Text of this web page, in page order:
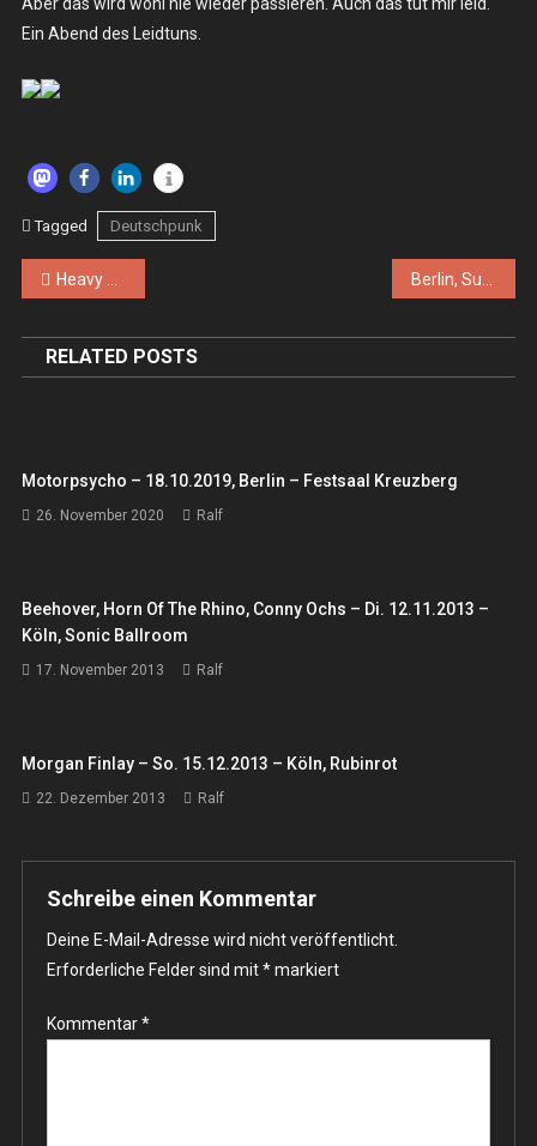
Ein Abend des Leidtuns.
Tagged Deutschpunk
Beitragsnavigation
Heavy Psych Fest – So. 13.10.2024 – Berlin, Huxleys
RELATED POSTS
Motorpsycho – 18.10.2019, Berlin – Festsaal Kreuzberg
26. November 2020 Ralf
Beehover, Horn Of The Rhino, Conny Ochs – Di. 12.11.2013 –
Köln, Sonic Ballroom
17. November 2013 Ralf
Morgan Finlay – So. 15.12.2013 – Köln, Rubinrot
22. Dezember 2013 Ralf
Schreibe einen Kommentar
Deine E-Mail-Adresse wird nicht veröffentlicht.
Erforderliche Felder sind mit*markiert
Kommentar*